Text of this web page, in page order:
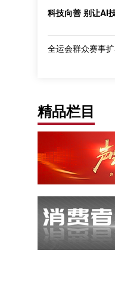
科技向善 别让AI
全运会群众赛事
精品栏目